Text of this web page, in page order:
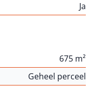
Ja
675 m²
Geheel perceel